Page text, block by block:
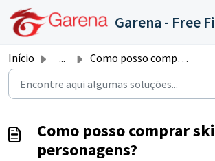
Ir para o conteúdo principal
Garena - Free
Início ... Como posso comprar skins para os personagens?
Como posso comprar
personagens?